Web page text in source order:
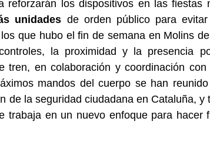
reforzarán los dispositivos en las fiestas
unidades de orden público para
que hubo el fin de semana en Molins
la proximidad y la presencia
tren, en colaboración y coordinación con
mandos del cuerpo se han
de la seguridad ciudadana en Cataluña, y
trabaja en un nuevo enfoque para hacer